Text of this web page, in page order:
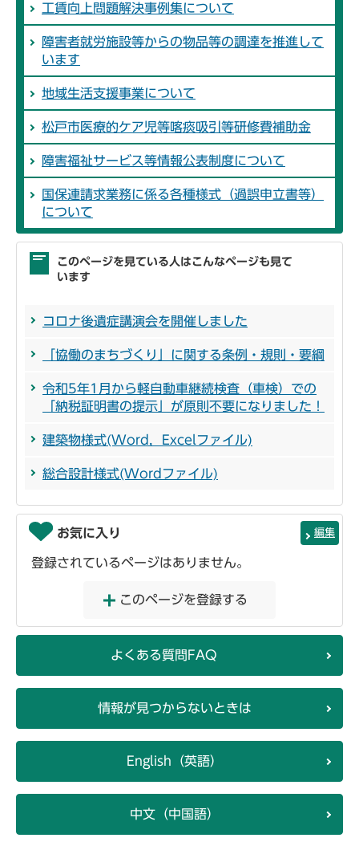
工賃向上問題解決事例集について
障害者就労施設等からの物品等の調達を推進して
います
地域生活支援事業について
松戸市医療的ケア児等喀痰吸引等研修費補助金
障害福祉サービス等情報公表制度について
国保連請求業務に係る各種様式（過誤申立書等）
について
このページを見ている人はこんなページも見て
います
コロナ後遺症講演会を開催しました
「協働のまちづくり」に関する条例・規則・要綱
令和5年1月から軽自動車継続検査（車検）での
「納税証明書の提示」が原則不要になりました！
建築物様式(Word，Excelファイル)
総合設計様式(Wordファイル)
お気に入り 編集
登録されているページはありません。
このページを登録する
よくある質問FAQ
情報が見つからないときは
English（英語）
中文（中国語）